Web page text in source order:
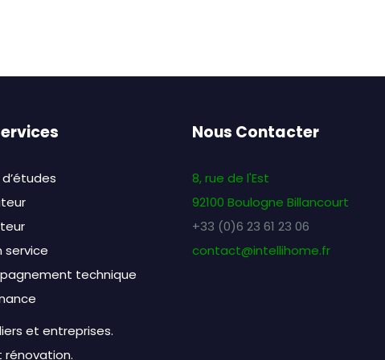
service
technique
et entreprises.
rénovation.
Nous Contacter
8, rue de l'Est
92100 Boulogne Billancourt
+33 (0)6 23 61 23 06
contact@intellihome.fr